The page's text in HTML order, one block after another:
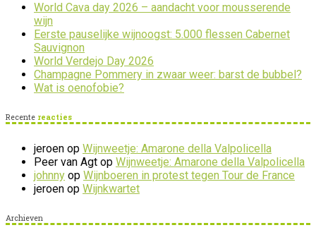
World Cava day 2026 – aandacht voor mousserende
wijn
Eerste pauselijke wijnoogst: 5.000 flessen Cabernet
Sauvignon
World Verdejo Day 2026
Champagne Pommery in zwaar weer: barst de bubbel?
Wat is oenofobie?
Recente reacties
jeroen op Wijnweetje: Amarone della Valpolicella
Peer van Agt op Wijnweetje: Amarone della Valpolicella
johnny op Wijnboeren in protest tegen Tour de France
jeroen op Wijnkwartet
Archieven